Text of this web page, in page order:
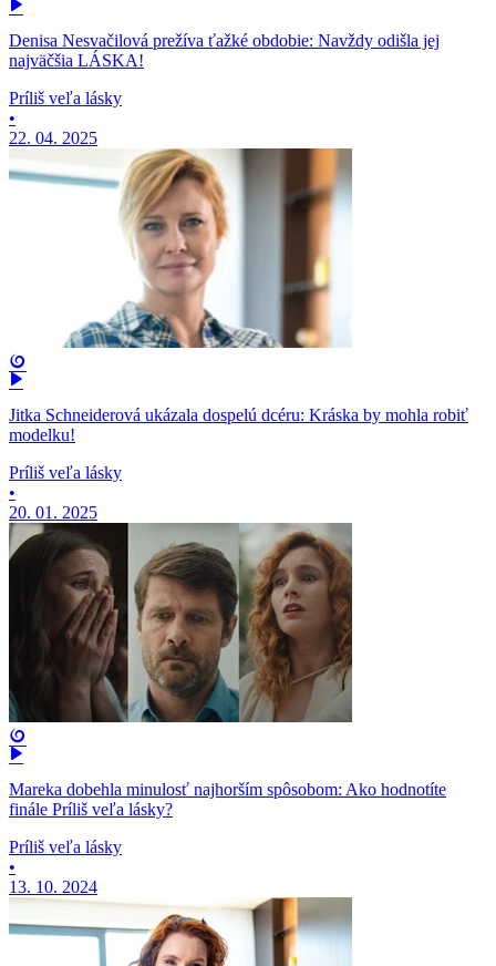
Denisa Nesvačilová prežíva ťažké obdobie: Navždy odišla jej
najväčšia LÁSKA!
Príliš veľa lásky
•
22. 04. 2025
Jitka Schneiderová ukázala dospelú dcéru: Kráska by mohla robiť
modelku!
Príliš veľa lásky
•
20. 01. 2025
Mareka dobehla minulosť najhorším spôsobom: Ako hodnotíte
finále Príliš veľa lásky?
Príliš veľa lásky
•
13. 10. 2024